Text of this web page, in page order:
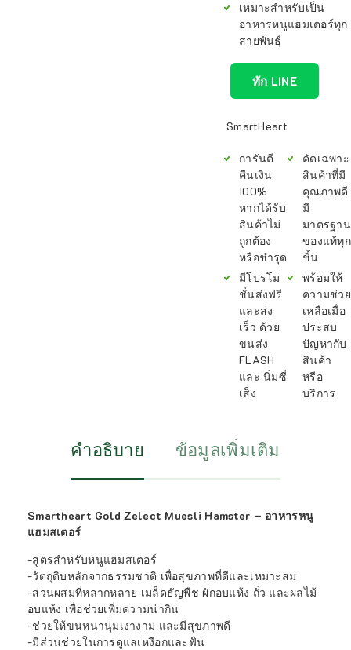
เหมาะสำหรับเป็น
อาหารหนูแฮมเตอร์ทุก
สายพันธุ์
ทัก LINE
SmartHeart
การันตี
คืนเงิน
100%
หากได้รับ
สินค้าไม่
ถูกต้อง
หรือชำรุด
มีโปรโม
ชั่นส่งฟรี
และส่ง
เร็ว ด้วย
ขนส่ง
FLASH
และ นิ่มซี่
เส็ง
คัดเฉพาะ
สินค้าที่มี
คุณภาพดี
มี
มาตรฐาน
ของแท้ทุก
ชิ้น
พร้อมให้
ความช่วย
เหลือเมื่อ
ประสบ
ปัญหากับ
สินค้า
หรือ
บริการ
คำอธิบาย ข้อมูลเพิ่มเติม
Smartheart Gold Zelect Muesli Hamster – อาหารหนู
แฮมสเตอร์
-สูตรสำหรับหนูแฮมสเตอร์
-วัตถุดิบหลักจากธรรมชาติ เพื่อสุขภาพที่ดีและเหมาะสม
-ส่วนผสมที่หลากหลาย เมล็ดธัญพืช ผักอบแห้ง ถั่ว และผลไม้
อบแห้ง เพื่อช่วยเพิ่มความน่ากิน
-ช่วยให้ขนหนานุ่มเงางาม และมีสุขภาพดี
-มีส่วนช่วยในการดูแลเหงือกและฟัน